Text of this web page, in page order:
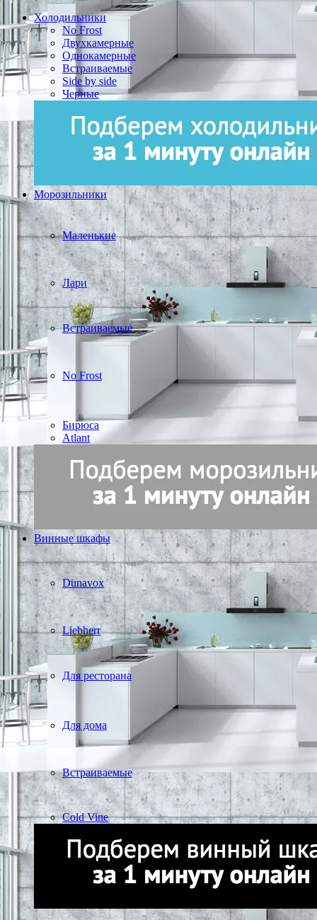
Холодильники
No Frost
Двухкамерные
Однокамерные
Встраиваемые
Side by side
Черные
Морозильники
Маленькие
Лари
Встраиваемые
No Frost
Бирюса
Atlant
Винные шкафы
Dunavox
Liebherr
Для ресторана
Для дома
Встраиваемые
Cold Vine